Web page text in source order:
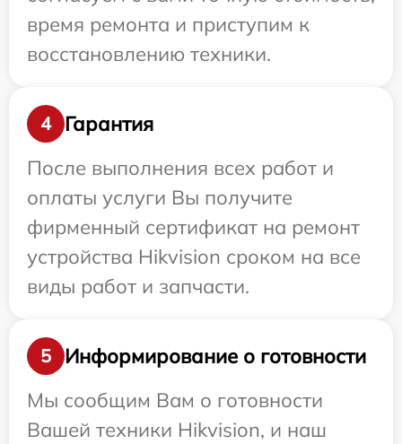
время ремонта и приступим к
восстановлению техники.
4
Гарантия
После выполнения всех работ и
оплаты услуги Вы получите
фирменный сертификат на ремонт
устройства Hikvision сроком на все
виды работ и запчасти.
5
Информирование о готовности
Мы сообщим Вам о готовности
Вашей техники Hikvision, и наш